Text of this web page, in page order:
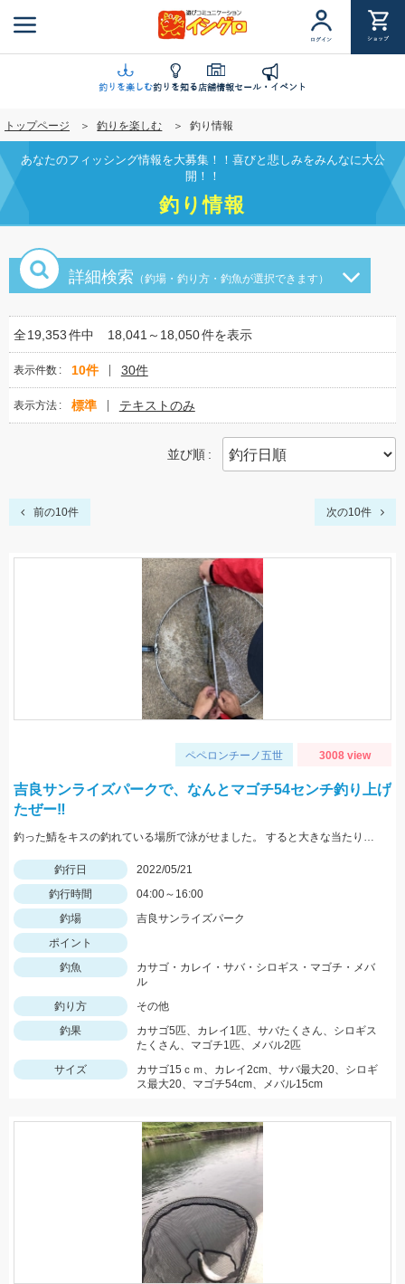
ン
に
移
動
ログイン ショップ
釣りを楽しむ釣りを知る店舗情報セール・イベント
トップページ 釣りを楽しむ 釣り情報
あなたのフィッシング情報を大募集！！喜びと悲しみをみんなに大公
開！！
釣り情報
詳細検索 （釣場・釣り方・釣魚が選択できます）
全19,353件中 18,041～18,050件を表示
表示件数 10件 30件
表示方法 標準 テキストのみ
並び順
前の10件 次の10件
ペペロンチーノ五世 3008 view
吉良サンライズパークで、なんとマゴチ54センチ釣り上げ
たぜー‼️
釣った鯖をキスの釣れている場所で泳がせました。 すると大きな当たりがーそれから頑張って釣り上げました。
釣行日
2022/05/21
釣行時間
04:00～16:00
釣場
吉良サンライズパーク
ポイント
釣魚
カサゴ・カレイ・サバ・シロギス・マゴチ・メバ
ル
釣り方
その他
釣果
カサゴ5匹、カレイ1匹、サバたくさん、シロギス
たくさん、マゴチ1匹、メバル2匹
サイズ
カサゴ15ｃｍ、カレイ2cm、サバ最大20、シロギ
ス最大20、マゴチ54cm、メバル15cm